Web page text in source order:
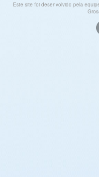
Este site foi desenvolvido pela